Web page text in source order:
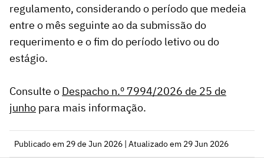
regulamento, considerando o período que medeia
entre o mês seguinte ao da submissão do
requerimento e o fim do período letivo ou do
estágio.
Consulte o Despacho n.º 7994/2026 de 25 de
junho para mais informação.
Publicado em 29 de Jun 2026 | Atualizado em 29 Jun 2026